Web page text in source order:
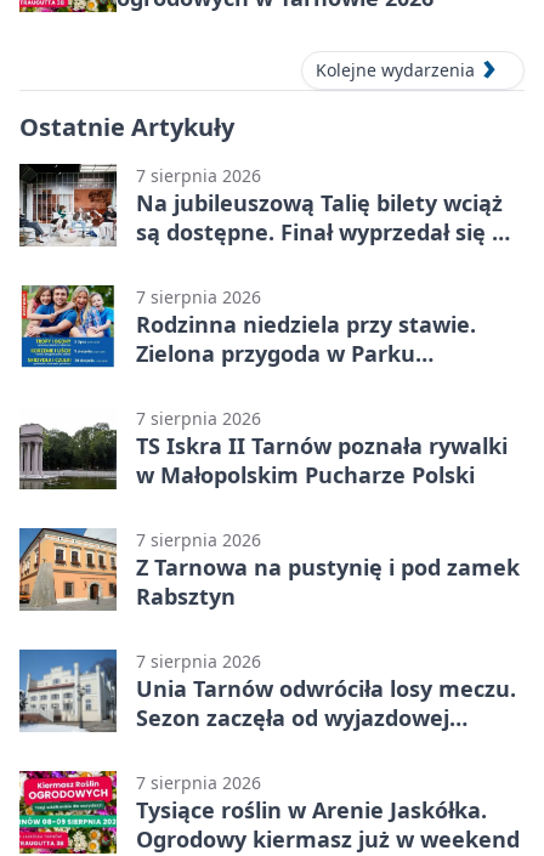
Kolejne wydarzenia
Ostatnie Artykuły
7 sierpnia 2026
Na jubileuszową Talię bilety wciąż
są dostępne. Finał wyprzedał się w
7 sierpnia 2026
Rodzinna niedziela przy stawie.
Zielona przygoda w Parku
7 sierpnia 2026
TS Iskra II Tarnów poznała rywalki
w Małopolskim Pucharze Polski
7 sierpnia 2026
Z Tarnowa na pustynię i pod zamek
Rabsztyn
7 sierpnia 2026
Unia Tarnów odwróciła losy meczu.
Sezon zaczęła od wyjazdowej
7 sierpnia 2026
Tysiące roślin w Arenie Jaskółka.
Ogrodowy kiermasz już w weekend